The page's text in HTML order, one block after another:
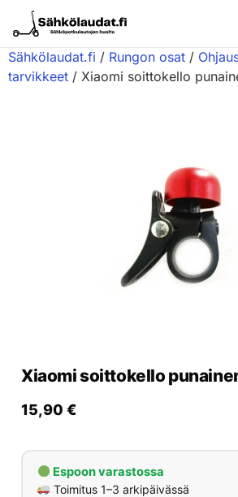
Yrityksille
Yhteystiedot
Varaa huolto
Sähkölaudat.fi / Rungon osat /
tarvikkeet / Xiaomi soittokello
Xiaomi soittokello
15,90 €
Espoon varastossa
Toimitus 1–3 arkipäivässä